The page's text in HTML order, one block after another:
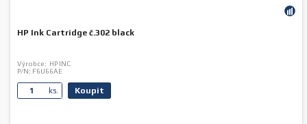
HP Ink Cartridge č.302 black
Výrobce: HP INC
P/N: F6U66AE
ks. Koupit